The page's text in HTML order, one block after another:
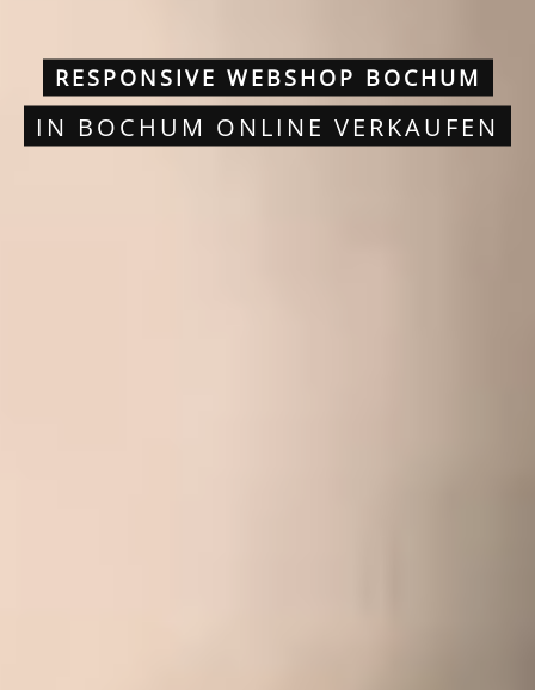
RESPONSIVE WEBSHOP BOCHUM
IN BOCHUM ONLINE VERKAUFEN